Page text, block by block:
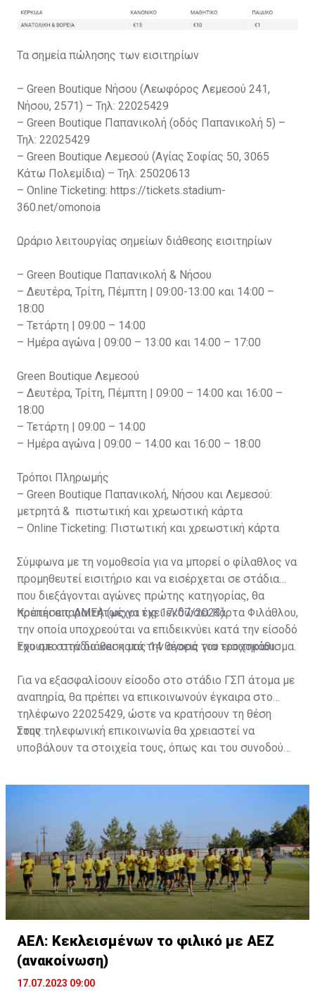
Τα σημεία πώλησης των εισιτηρίων
– Green Boutique Νήσου (Λεωφόρος Λεμεσού 241,
Νήσου, 2571) – Τηλ: 22025429
– Green Boutique Παπανικολή (οδός Παπανικολή 5) –
Τηλ: 22025429
– Green Boutique Λεμεσού (Αγίας Σοφίας 50, 3065
Κάτω Πολεμίδια) – Τηλ: 25020613
– Online Ticketing: https://tickets.stadium-
360.net/omonoia
Ωράριο λειτουργίας σημείων διάθεσης εισιτηρίων
– Green Boutique Παπανικολή & Νήσου
– Δευτέρα, Τρίτη, Πέμπτη | 09:00-13:00 και 14:00 –
18:00
– Τετάρτη | 09:00 – 14:00
– Ημέρα αγώνα | 09:00 – 13:00 και 14:00 – 17:00
Green Boutique Λεμεσού
– Δευτέρα, Τρίτη, Πέμπτη | 09:00 – 14:00 και 16:00 –
18:00
– Τετάρτη | 09:00 – 14:00
– Ημέρα αγώνα | 09:00 – 14:00 και 16:00 – 18:00
Τρόποι Πληρωμής
– Green Boutique Παπανικολή, Νήσου και Λεμεσού:
μετρητά & πιστωτική και χρεωστική κάρτα
– Online Ticketing: Πιστωτική και χρεωστική κάρτα
Σύμφωνα με τη νομοθεσία για να μπορεί ο φίλαθλος να
προμηθευτεί εισιτήριο και να εισέρχεται σε στάδια
που διεξάγονται αγώνες πρώτης κατηγορίας, θα
πρέπει απαραιτήτως να έχει εκδώσει Κάρτα Φιλάθλου,
την οποία υποχρεούται να επιδεικνύει κατά την είσοδό
του στο στάδιο και κατά την αγορά του εισιτηρίου.
Κρατήσεις ΑΜΕΑ (μέχρι τις 17/07/2023)
Έχουμε στην διάθεση μας 14 θέσεις για τροχοκάθισμα.
Για να εξασφαλίσουν είσοδο στο στάδιο ΓΣΠ άτομα με
αναπηρία, θα πρέπει να επικοινωνούν έγκαιρα στο
τηλέφωνο 22025429, ώστε να κρατήσουν τη θέση
τους.
Στην τηλεφωνική επικοινωνία θα χρειαστεί να
υποβάλουν τα στοιχεία τους, όπως και του συνοδού
ΑΕΛ: Κεκλεισμένων το φιλικό με ΑΕΖ
(ανακοίνωση)
17.07.2023 09:00